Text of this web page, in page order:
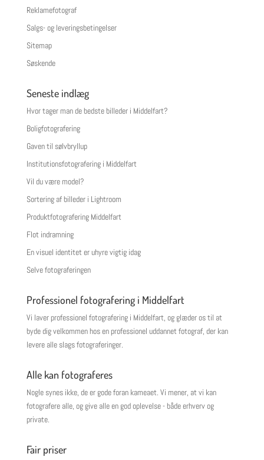
Reklamefotograf
Salgs- og leveringsbetingelser
Sitemap
Søskende
Seneste indlæg
Hvor tager man de bedste billeder i Middelfart?
Boligfotografering
Gaven til sølvbryllup
Institutionsfotografering i Middelfart
Vil du være model?
Sortering af billeder i Lightroom
Produktfotografering Middelfart
Flot indramning
En visuel identitet er uhyre vigtig idag
Selve fotograferingen
Professionel fotografering i Middelfart
Vi laver professionel fotografering i Middelfart, og glæder os til at
byde dig velkommen hos en professionel uddannet fotograf, der kan
levere alle slags fotograferinger.
Alle kan fotograferes
Nogle synes ikke, de er gode foran kameaet. Vi mener, at vi kan
fotografere alle, og give alle en god oplevelse - både erhverv og
private.
Fair priser